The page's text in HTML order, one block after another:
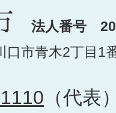
法人番号
市青木2丁目1
（代表